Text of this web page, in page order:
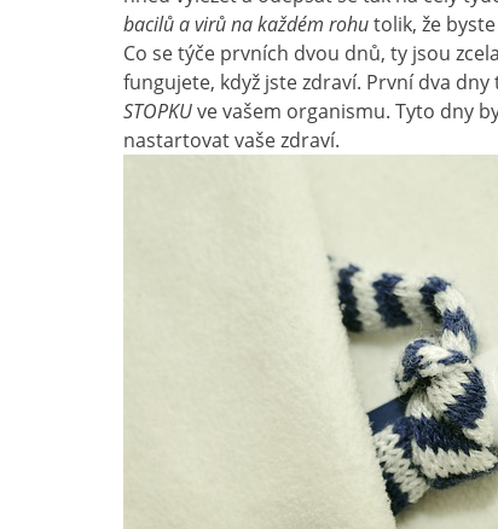
bacilů a virů na každém rohutolik, že
Co se týče prvních dvou dnů, ty jsou
fungujete, když jste zdraví. První dva
STOPKUve vašem organismu. Tyto dny
nastartovat vaše zdraví.